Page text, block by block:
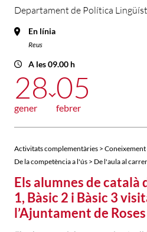
Departament de Política
En línia
Reus
A les 09.00 h
28
gener
05
febrer
Activitats complementàries >
De la competència a l'ús > De l'aula al carrer
Els alumnes de català
1, Bàsic 2 i Bàsic 3
l’Ajuntament de Roses